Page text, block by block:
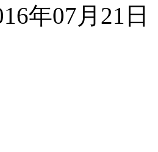
年07月21日